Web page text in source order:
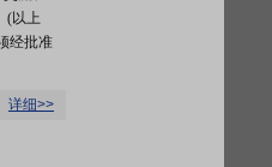
(以上
经批准
详细>>